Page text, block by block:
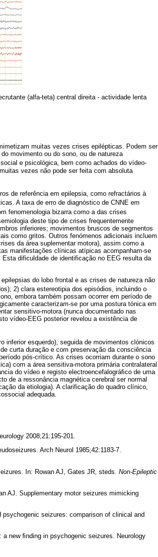
(alfa-teta) central direita - actividade lenta
muitas vezes crises epilépticas. Podem ser
movimento ou do sono, ou de natureza
e psicológica, bem como achados do vídeo-
vezes não pode ser feita com absoluta
de referência em epilepsia, como refractários à
A taxa de erro de diagnóstico de CNNE em
fenomenologia bizarra como a das crises
deste tipo de crises frequentemente
inferiores; movimentos bruscos de segmentos
como gritos. Outros fenómenos adicionais incluem
da área suplementar motora), assim como a
manifestações clínicas atípicas acompanham-se
dificuldade de identificação no EEG resulta da
do lobo frontal e as crises de natureza não
2) clara estereotipia dos episódios, incluindo o
embora também possam ocorrer em período de
caracterizam-se por uma postura tónica em
sensitivo-motora (nunca documentado nas
vídeo-EEG posterior revelou a existência de
inferior esquerdo), seguida de movimentos clónicos
curta duração e com preservação da consciência
pós-crítico. As crises ocorriam durante o sono
com a área sensitiva-motora primária contralateral
do vídeo e registo electroencefalográﬁco de uma
de a ressonância magnética cerebral ser normal
da etiologia). A clarificação do quadro clínico,
adequada.
2008;21:195-201.
Arch Neurol 1985;42:1183-7.
In: Rowan AJ, Gates JR, steds. Non-Epileptic
AJ. Supplementary motor seizures mimicking
seizures: comparison of clinical and
new ﬁnding in psychogenic seizures. Neurology